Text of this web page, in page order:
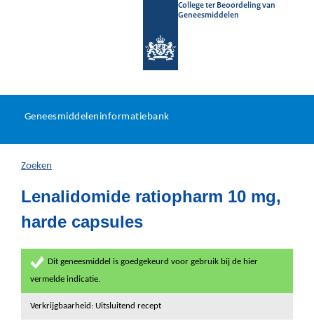
College ter Beoordeling van
Geneesmiddelen
U
hier:
Geneesmiddeleninformatiebank
Zoeken
Lenalidomide ratiopharm 10 mg,
harde capsules
Dit geneesmiddel is goedgekeurd voor gebruik bij de hier
vermelde indicatie.
Verkrijgbaarheid: Uitsluitend recept